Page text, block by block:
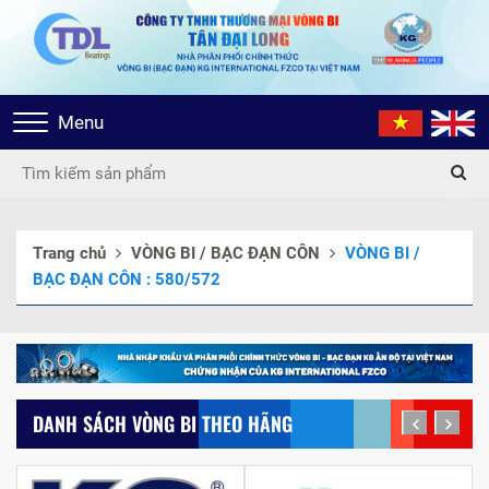
Toggle
navigation
Menu
Trang chủ VÒNG BI / BẠC ĐẠN CÔN
VÒNG BI /
BẠC ĐẠN CÔN : 580/572
DANH SÁCH VÒNG BI THEO HÃNG prev next